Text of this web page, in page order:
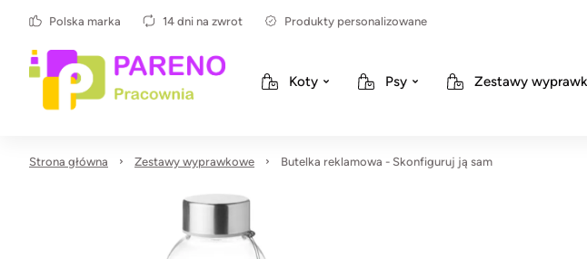
Polska marka 14 dni na zwrot Produkty personalizowane
Koty Psy Zestawy
Strona główna Zestawy wyprawkowe Butelka reklamowa - Skonfiguruj ją sam